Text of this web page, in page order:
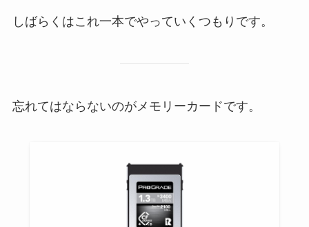
しばらくはこれ一本でやっていくつもりです。
忘れてはならないのがメモリーカードです。